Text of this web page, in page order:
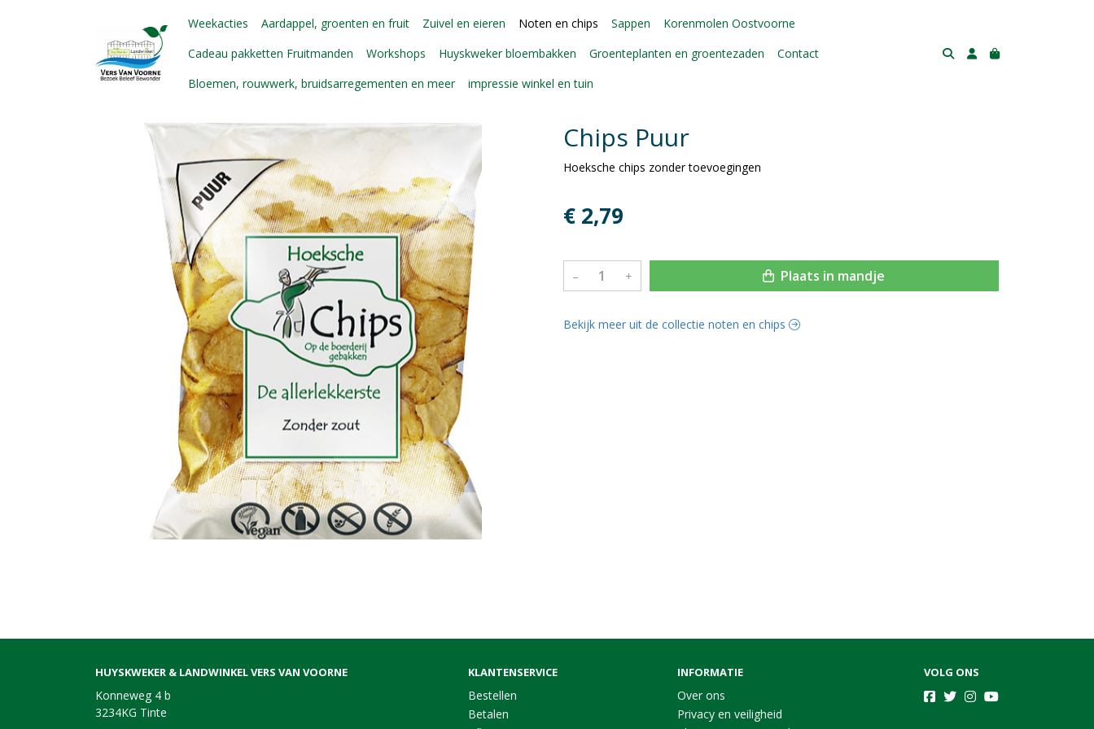
Weekacties Aardappel, groenten en fruit Zuivel en eieren Noten en chips Sappen
Korenmolen Oostvoorne
Cadeau pakketten Fruitmanden
Workshops Huyskweker bloembakken Groenteplanten en groentezaden
Contact
Bloemen, rouwwerk, bruidsarregementen en meer
impressie winkel en tuin
Chips Puur
Hoeksche chips zonder toevoegingen
€ 2,79
– + Plaats in mandje
Bekijk meer uit de collectie noten en chips
HUYSKWEKER & LANDWINKEL VERS VAN VOORNE
Konneweg 4 b
3234KG Tinte
KLANTENSERVICE
Bestellen
Betalen
INFORMATIE
Over ons
Privacy en veiligheid
VOLG ONS